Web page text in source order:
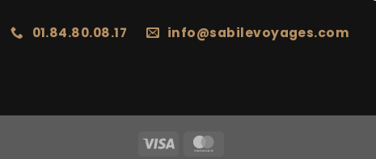
01.84.80.08.17 info@sabilevoyages.com